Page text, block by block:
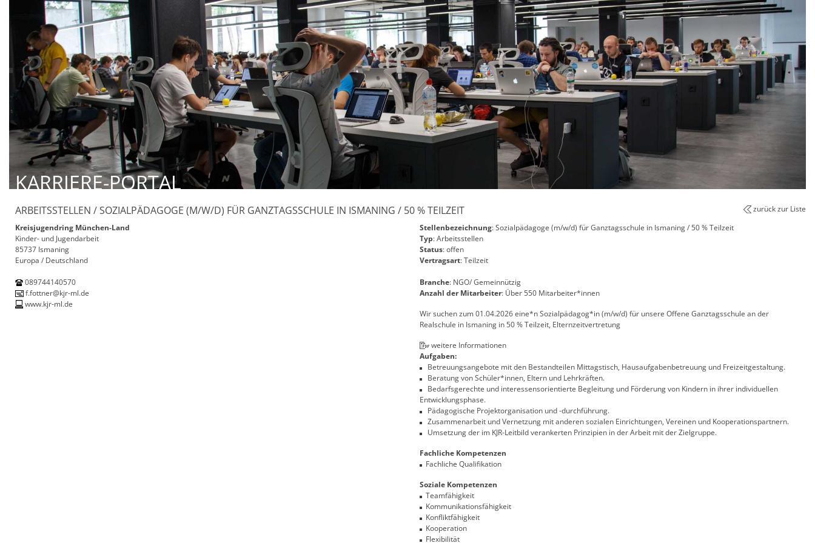
KARRIERE-PORTAL
zurück zur Liste
ARBEITSSTELLEN / SOZIALPÄDAGOGE (M/W/D) FÜR GANZTAGSSCHULE IN ISMANING / 50 % TEILZEIT
Kreisjugendring München-Land
Kinder- und Jugendarbeit
85737 Ismaning
Europa / Deutschland
089744140570
f.fottner@kjr-ml.de
www.kjr-ml.de
Stellenbezeichnung: Sozialpädagoge (m/w/d) für Ganztagsschule in Ismaning / 50 % Teilzeit
Typ: Arbeitsstellen
Status: offen
Vertragsart: Teilzeit
Branche: NGO/ Gemeinnützig
Anzahl der Mitarbeiter: Über 550 Mitarbeiter*innen
Wir suchen zum 01.04.2026 eine*n Sozialpädagog*in (m/w/d) für unsere Offene Ganztagsschule an der
Realschule in Ismaning in 50 % Teilzeit, Elternzeitvertretung
weitere Informationen
Aufgaben:
Betreuungsangebote mit den Bestandteilen Mittagstisch, Hausaufgabenbetreuung und Freizeitgestaltung.
Beratung von Schüler*innen, Eltern und Lehrkräften.
Bedarfsgerechte und interessensorientierte Begleitung und Förderung von Kindern in ihrer individuellen
Entwicklungsphase.
Pädagogische Projektorganisation und -durchführung.
Zusammenarbeit und Vernetzung mit anderen sozialen Einrichtungen, Vereinen und Kooperationspartnern.
Umsetzung der im KJR-Leitbild verankerten Prinzipien in der Arbeit mit der Zielgruppe.
Fachliche Kompetenzen
Fachliche Qualifikation
Soziale Kompetenzen
Teamfähigkeit
Kommunikationsfähigkeit
Konfliktfähigkeit
Kooperation
Flexibilität